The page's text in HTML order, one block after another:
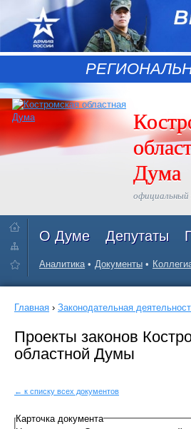
Дума
О Думе Депутаты
Аналитика Документы
Главная › Законодательная
Проекты законов
областной Думы
← к списку всех документов
Карточка документа